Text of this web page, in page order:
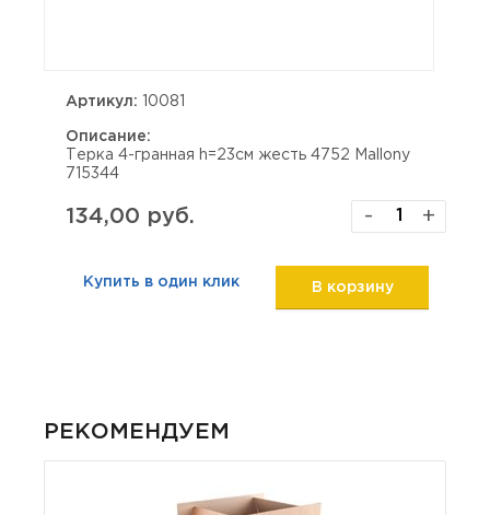
Артикул: 10081
Описание:
Терка 4-гранная h=23см жесть 4752 Mallony
715344
134,00 руб. - +
Купить в один клик В корзину
РЕКОМЕНДУЕМ